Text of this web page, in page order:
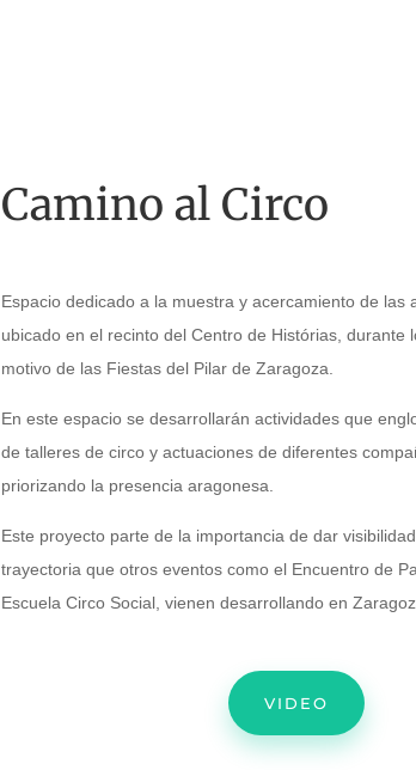
Camino al Circo
Espacio dedicado a la muestra y acercamiento de las
ubicado en el recinto del Centro de Histórias, durante
motivo de las Fiestas del Pilar de Zaragoza.
En este espacio se desarrollarán actividades que
de talleres de circo y actuaciones de diferentes
priorizando la presencia aragonesa.
Este proyecto parte de la importancia de dar
trayectoria que otros eventos como el Encuentro de
Escuela Circo Social, vienen desarrollando en
VIDEO